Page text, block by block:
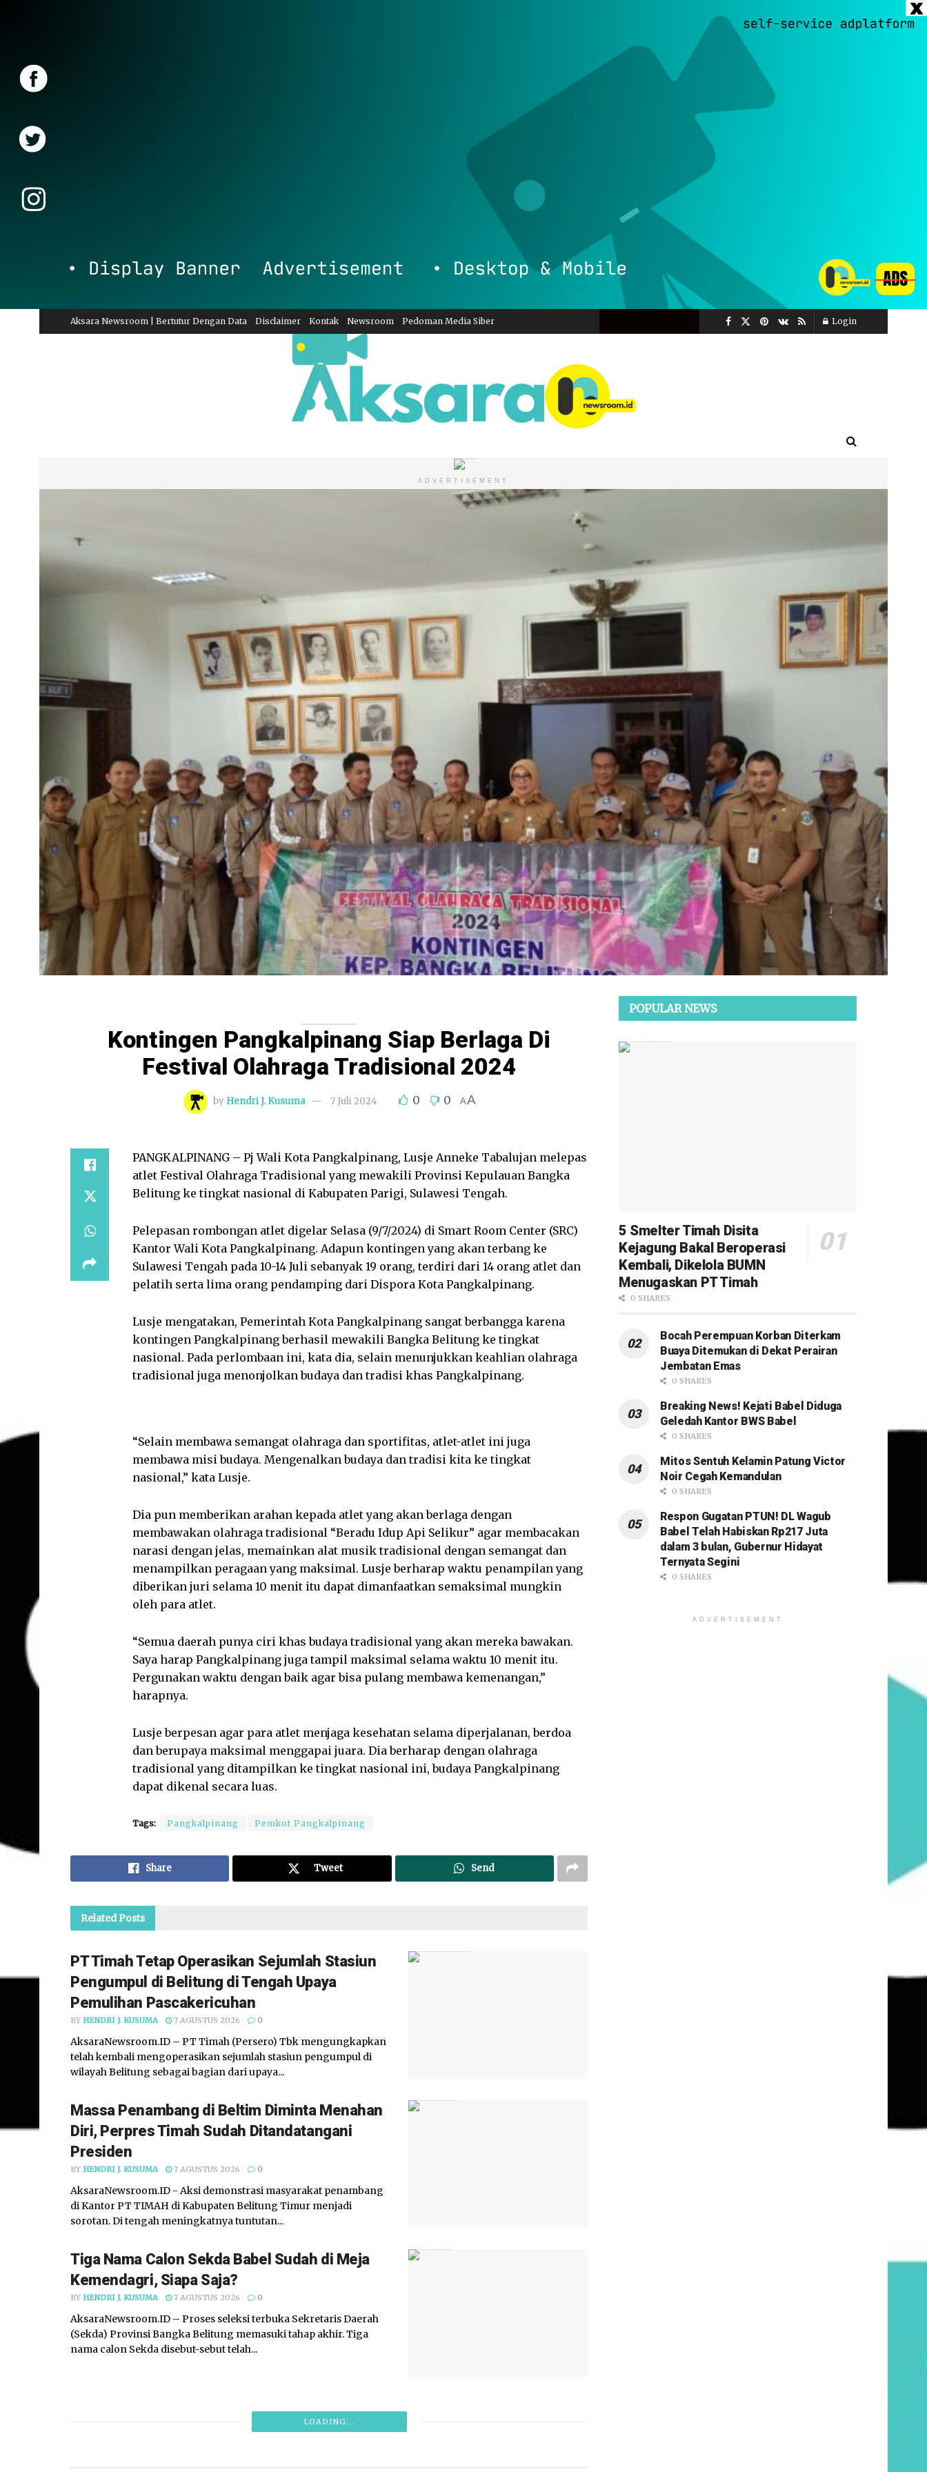
Aksara Newsroom | Bertutur Dengan Data Disclaimer Kontak Newsroom Pedoman Media Siber Login
ADVERTISEMENT
Kontingen Pangkalpinang Siap Berlaga Di
Festival Olahraga Tradisional 2024
by Hendri J. Kusuma 7 Juli 2024 0 0 AA
PANGKALPINANG – Pj Wali Kota Pangkalpinang, Lusje Anneke Tabalujan melepas
atlet Festival Olahraga Tradisional yang mewakili Provinsi Kepulauan Bangka
Belitung ke tingkat nasional di Kabupaten Parigi, Sulawesi Tengah.
Pelepasan rombongan atlet digelar Selasa (9/7/2024) di Smart Room Center (SRC)
Kantor Wali Kota Pangkalpinang. Adapun kontingen yang akan terbang ke
Sulawesi Tengah pada 10-14 Juli sebanyak 19 orang, terdiri dari 14 orang atlet dan
pelatih serta lima orang pendamping dari Dispora Kota Pangkalpinang.
Lusje mengatakan, Pemerintah Kota Pangkalpinang sangat berbangga karena
kontingen Pangkalpinang berhasil mewakili Bangka Belitung ke tingkat
nasional. Pada perlombaan ini, kata dia, selain menunjukkan keahlian olahraga
tradisional juga menonjolkan budaya dan tradisi khas Pangkalpinang.
“Selain membawa semangat olahraga dan sportifitas, atlet-atlet ini juga
membawa misi budaya. Mengenalkan budaya dan tradisi kita ke tingkat
nasional,” kata Lusje.
Dia pun memberikan arahan kepada atlet yang akan berlaga dengan
membawakan olahraga tradisional “Beradu Idup Api Selikur” agar membacakan
narasi dengan jelas, memainkan alat musik tradisional dengan semangat dan
menampilkan peragaan yang maksimal. Lusje berharap waktu penampilan yang
diberikan juri selama 10 menit itu dapat dimanfaatkan semaksimal mungkin
oleh para atlet.
“Semua daerah punya ciri khas budaya tradisional yang akan mereka bawakan.
Saya harap Pangkalpinang juga tampil maksimal selama waktu 10 menit itu.
Pergunakan waktu dengan baik agar bisa pulang membawa kemenangan,”
harapnya.
Lusje berpesan agar para atlet menjaga kesehatan selama diperjalanan, berdoa
dan berupaya maksimal menggapai juara. Dia berharap dengan olahraga
tradisional yang ditampilkan ke tingkat nasional ini, budaya Pangkalpinang
dapat dikenal secara luas.
Tags: Pangkalpinang Pemkot Pangkalpinang
Share Tweet Send
RelatedPosts
PT Timah Tetap Operasikan Sejumlah Stasiun
Pengumpul di Belitung di Tengah Upaya
Pemulihan Pascakericuhan
BY HENDRI J. KUSUMA 7 AGUSTUS 2026 0
AksaraNewsroom.ID – PT Timah (Persero) Tbk mengungkapkan
telah kembali mengoperasikan sejumlah stasiun pengumpul di
wilayah Belitung sebagai bagian dari upaya...
Massa Penambang di Beltim Diminta Menahan
Diri, Perpres Timah Sudah Ditandatangani
Presiden
BY HENDRI J. KUSUMA 7 AGUSTUS 2026 0
AksaraNewsroom.ID - Aksi demonstrasi masyarakat penambang
di Kantor PT TIMAH di Kabupaten Belitung Timur menjadi
sorotan. Di tengah meningkatnya tuntutan...
Tiga Nama Calon Sekda Babel Sudah di Meja
Kemendagri, Siapa Saja?
BY HENDRI J. KUSUMA 7 AGUSTUS 2026 0
AksaraNewsroom.ID – Proses seleksi terbuka Sekretaris Daerah
(Sekda) Provinsi Bangka Belitung memasuki tahap akhir. Tiga
nama calon Sekda disebut-sebut telah...
LOADING...
POPULAR NEWS
5 Smelter Timah Disita
Kejagung Bakal Beroperasi
Kembali, Dikelola BUMN
Menugaskan PT Timah
0 SHARES
Bocah Perempuan Korban Diterkam
Buaya Ditemukan di Dekat Perairan
Jembatan Emas
0 SHARES
Breaking News! Kejati Babel Diduga
Geledah Kantor BWS Babel
0 SHARES
Mitos Sentuh Kelamin Patung Victor
Noir Cegah Kemandulan
0 SHARES
Respon Gugatan PTUN! DL Wagub
Babel Telah Habiskan Rp217 Juta
dalam 3 bulan, Gubernur Hidayat
Ternyata Segini
0 SHARES
ADVERTISEMENT